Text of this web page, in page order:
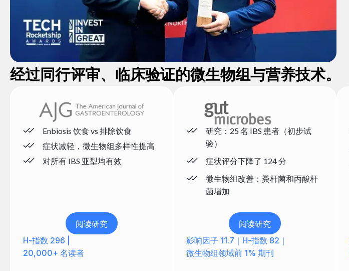
经过同行评审、临床验证的微生物组与营养技术。
Enbiosis 饮食 vs 排除饮食
症状减轻，微生物组多样性提高
对所有 IBS 亚型均有效
阅读研究
H-指数 296 |
20,000+ 名读者
研究：25 名 IBS 患者（初步试
验）
症状评分下降了 124 分
微生物组改善：粪杆菌和丙酸杆
菌增加
阅读研究
影响因子 11.7｜H-指数 82｜
微生物组领域前 1% 期刊